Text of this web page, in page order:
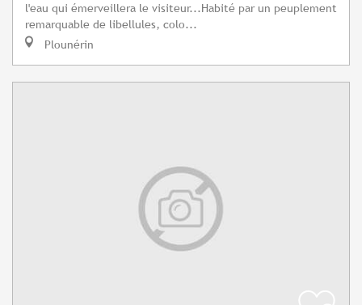
l'eau qui émerveillera le visiteur...Habité par un peuplement
remarquable de libellules, colo...
Plounérin